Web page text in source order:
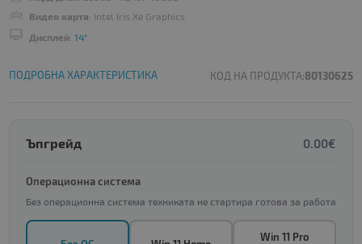
Видео карта: Intel Iris Xe Graphics
Дисплей: 14"
ПОДРОБНА ХАРАКТЕРИСТИКА КОД НА ПРОДУКТА:80130625
Ъпгрейд 0.00€
Операционна система
Без операционна система техниката не стартира готова за работа
Win 11 Pro